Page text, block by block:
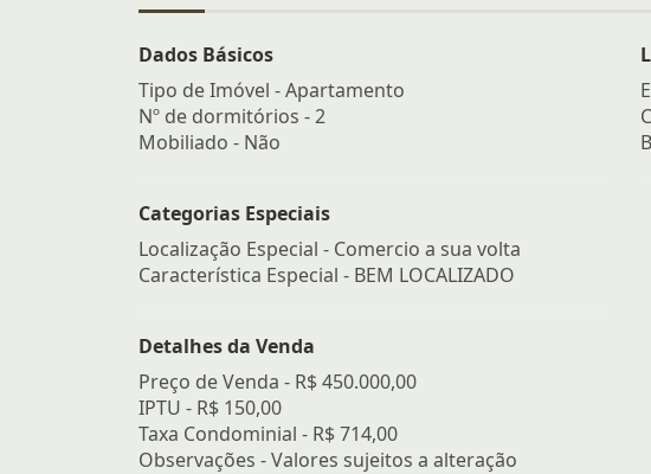
Dados Básicos
Tipo de Imóvel - Apartamento
Nº de dormitórios - 2
Mobiliado - Não
Categorias Especiais
Localização Especial - Comercio a sua volta
Característica Especial - BEM LOCALIZADO
Detalhes da Venda
Preço de Venda - R$ 450.000,00
IPTU - R$ 150,00
Taxa Condominial - R$ 714,00
Observações - Valores sujeitos a alteração